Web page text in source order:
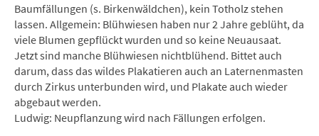
Baumfällungen (s. Birkenwäldchen), kein Totholz stehen
lassen. Allgemein: Blühwiesen haben nur 2 Jahre geblüht, da
viele Blumen gepflückt wurden und so keine Neuausaat.
Jetzt sind manche Blühwiesen nichtblühend. Bittet auch
darum, dass das wildes Plakatieren auch an Laternenmasten
durch Zirkus unterbunden wird, und Plakate auch wieder
abgebaut werden.
Ludwig: Neupflanzung wird nach Fällungen erfolgen.